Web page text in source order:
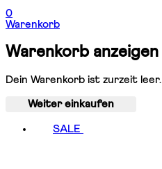
0
Warenkorb
Warenkorb anzeigen
Dein Warenkorb ist zurzeit leer.
Weiter einkaufen
SALE